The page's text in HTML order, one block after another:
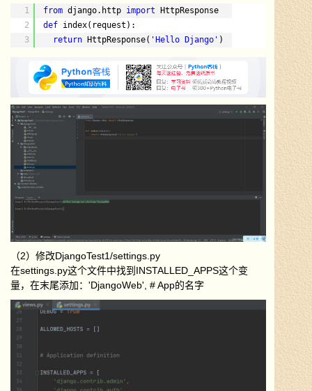
1
2
3
from django.http import
HttpResponse
def index(request):
return
HttpResponse( 'Hello Django' )
（2）修改DjangoTest1/settings.py
在settings.py这个文件中找到INSTALLED_APPS这个变
量，在末尾添加： 'DjangoWeb', # App的名字